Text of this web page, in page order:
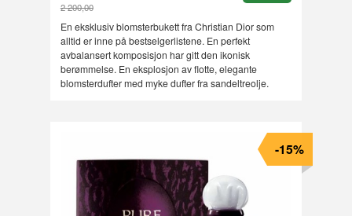
2 200,00
Rabatt
En eksklusiv blomsterbukett fra Christian Dior som
alltid er inne på bestselgerlistene. En perfekt
avbalansert komposisjon har gitt den ikonisk
berømmelse. En eksplosjon av flotte, elegante
blomsterdufter med myke dufter fra sandeltreolje.
-15%